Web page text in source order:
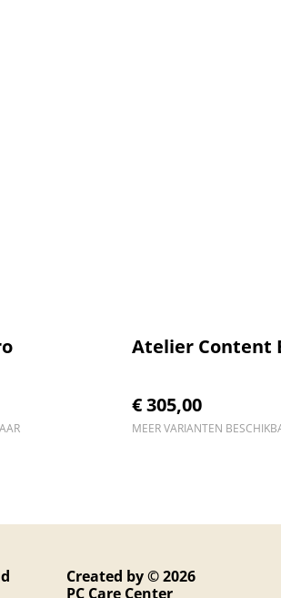
Atelier Content
€ 305,00
MEER VARIANTEN
Created by © 2026
PC Care Center